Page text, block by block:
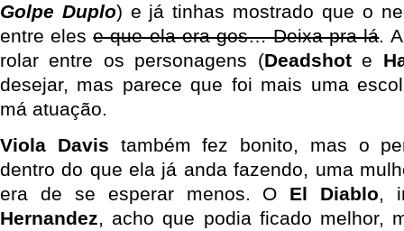
Golpe Duplo) e já tinhas mostrado que o
entre elese que ela era gos… Deixa pra lá.
rolar entre os personagens (Deadshote
desejar, mas parece que foi mais uma
má atuação.
Viola Davis também fez bonito, mas o
dentro do que ela já anda fazendo, uma
era de se esperar menos. O El Diablo,
Hernandez, acho que podia ficado melhor,